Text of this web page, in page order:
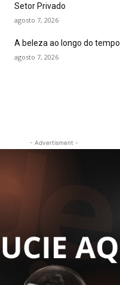
Setor Privado
agosto 7, 2026
A beleza ao longo do tempo
agosto 7, 2026
- Advertisment -